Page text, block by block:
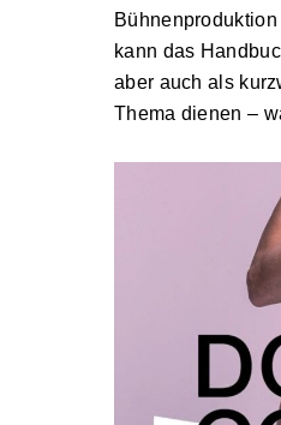
kann das
aber auch als
Thema dienen –